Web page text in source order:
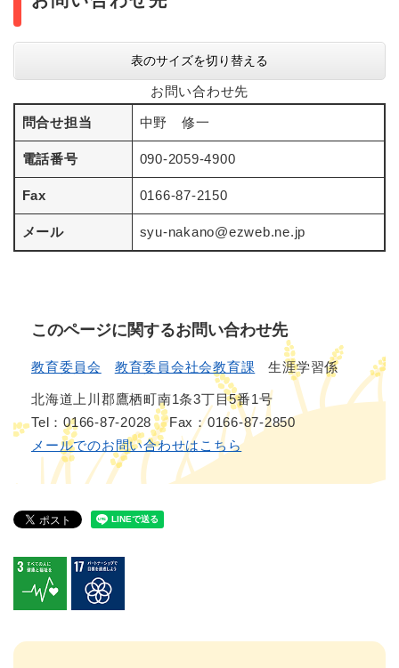
表のサイズを切り替える
お問い合わせ先
問合せ担当 中野 修一
電話番号 090-2059-4900
Fax 0166-87-2150
メール syu-nakano@ezweb.ne.jp
このページに関するお問い合わせ先
教育委員会 教育委員会社会教育課 生涯学習係
北海道上川郡鷹栖町南1条3丁目5番1号
Tel：0166-87-2028
Fax：0166-87-2850
メールでのお問い合わせはこちら